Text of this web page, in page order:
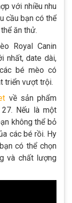
với nhiều nhu
cầu bạn có thể
ăn thử.
Royal Canin
nhất, date dài,
bé mèo có
triển vượt trội.
về sản phẩm
Nếu là một
không thể bỏ
các bé rồi. Hy
có thể chọn
và chất lượng